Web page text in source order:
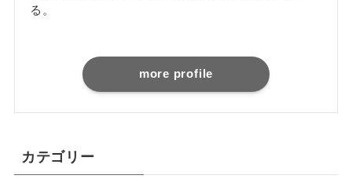
る。
more profile
カテゴリー